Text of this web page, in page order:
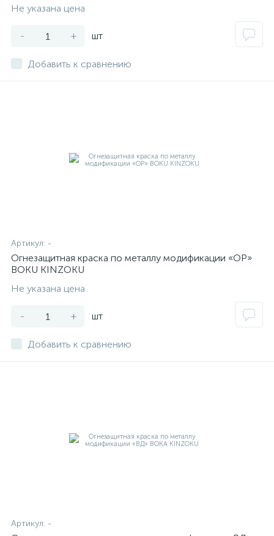
Не указана цена
- + шт
Добавить к сравнению
Артикул: -
Огнезащитная краска по металлу модификации «ОР»
BOKU KINZOKU
Не указана цена
- + шт
Добавить к сравнению
Артикул: -